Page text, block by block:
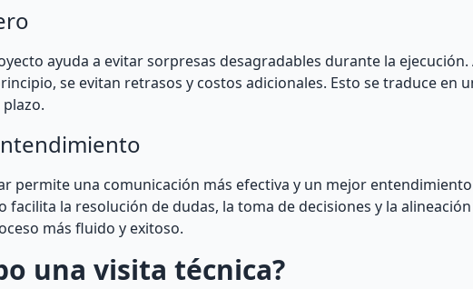
ayuda a evitar sorpresas desagradables durante la
se evitan retrasos y costos adicionales. Esto se traduce en
permite una comunicación más efectiva y un mejor
facilita la resolución de dudas, la toma de decisiones y la
más fluido y exitoso.
una visita técnica?